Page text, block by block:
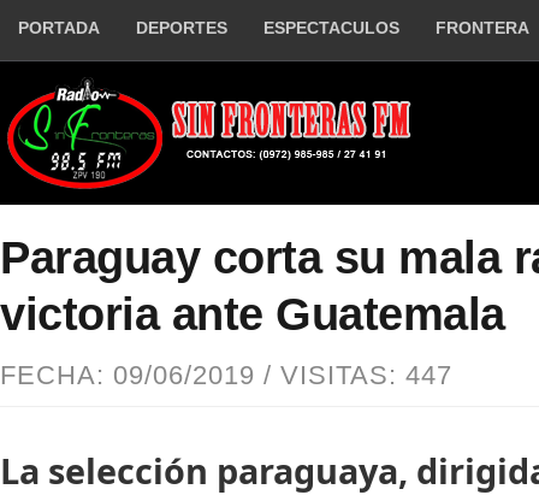
PORTADA DEPORTES ESPECTACULOS FRONTERA
Paraguay corta su mala
victoria ante Guatemala
FECHA: 09/06/2019 / VISITAS: 447
La selección paraguaya,